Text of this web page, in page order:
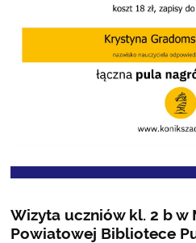
Wizyta uczniów kl. 2 b w
Powiatowej Bibliotece